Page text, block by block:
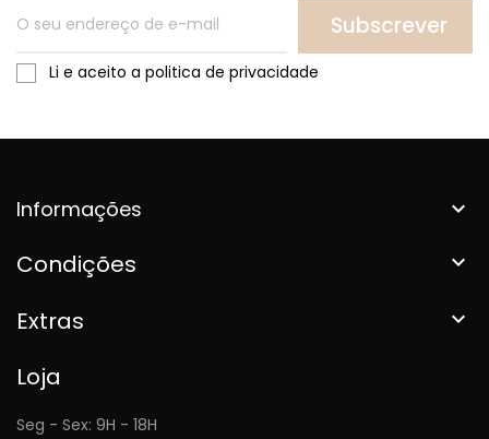
Subscrever
Li e aceito a politica de privacidade
Informações 
Condições 
Extras 
Loja
Seg - Sex: 9H - 18H